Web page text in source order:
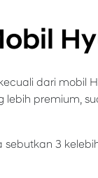
dari mobil
lebih premium,
sebutkan 3